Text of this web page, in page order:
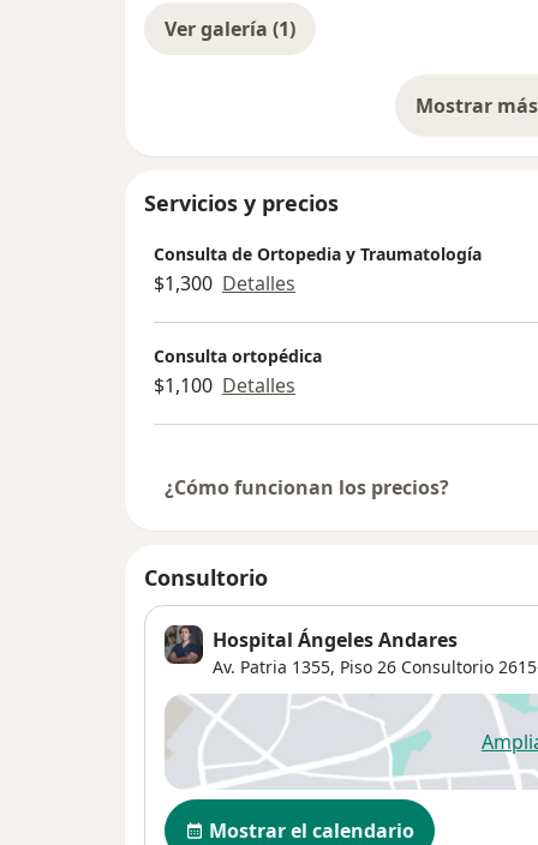
Ver galería (1)
Mostrar
Servicios y precios
Consulta de Ortopedia y Traumatología
$1,300 Detalles
Consulta ortopédica
$1,100 Detalles
¿Cómo funcionan los precios?
Consultorio
Hospital Ángeles Andares
Av. Patria 1355, Piso 26 Consultorio
Disponibilidad
Mostrar el calendario